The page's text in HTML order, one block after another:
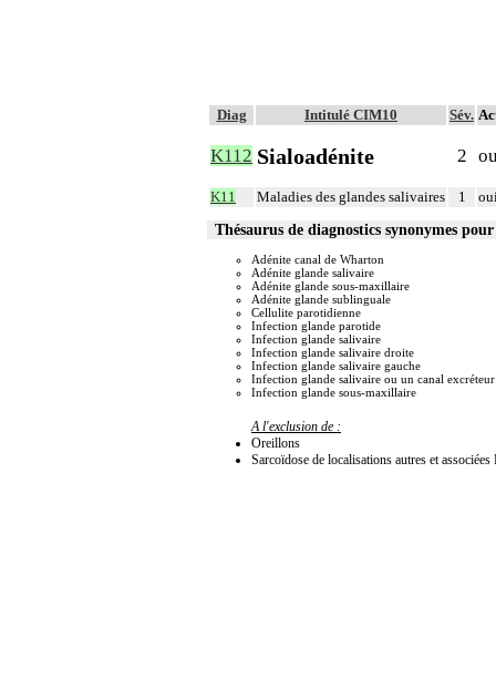
Diag Intitulé CIM10 Sév.
K112 Sialoadénite 2
K11 Maladies des glandes salivaires 1
Thésaurus de diagnostics synonymes
Adénite canal de Wharton
Adénite glande salivaire
Adénite glande sous-maxillaire
Adénite glande sublinguale
Cellulite parotidienne
Infection glande parotide
Infection glande salivaire
Infection glande salivaire droite
Infection glande salivaire gauche
Infection glande salivaire ou un canal excréteur
Infection glande sous-maxillaire
A l'exclusion de :
Oreillons
Sarcoïdose de localisations autres et associées